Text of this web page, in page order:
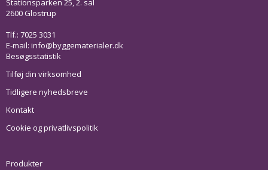
Stationsparken 25, 2. sal
2600 Glostrup
Tlf.: 7025 3031
E-mail: info@byggematerialer.dk
Besøgsstatistik
Tilføj din virksomhed
Tidligere nyhedsbreve
Kontakt
Cookie og privatlivspolitik
Produkter